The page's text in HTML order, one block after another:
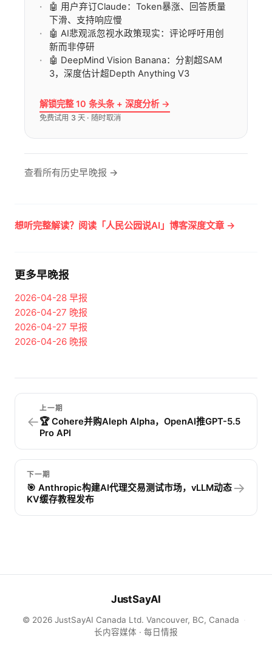
🤖 用户弃订Claude：Token暴涨、回答质量
下滑、支持响应慢
🤖 AI悲观派忽视水政策现实：评论呼吁用创
新而非停研
🤖 DeepMind Vision Banana：分割超SAM
3，深度估计超Depth Anything V3
解锁完整 10 条头条 + 深度分析 →
免费试用 3 天 · 随时取消
查看所有历史早晚报 →
想听完整解读？阅读「人民公园说AI」博客深度文章 →
更多早晚报
2026-04-28 早报
2026-04-27 晚报
2026-04-27 早报
2026-04-26 晚报
←
上一期
🏆 Cohere并购Aleph Alpha，OpenAI推GPT-5.5
Pro API
下一期
🎯 Anthropic构建AI代理交易测试市场，vLLM动态
KV缓存教程发布
→
JustSayAI
© 2026 JustSayAI Canada Ltd. Vancouver, BC, Canada
长内容媒体 · 每日情报